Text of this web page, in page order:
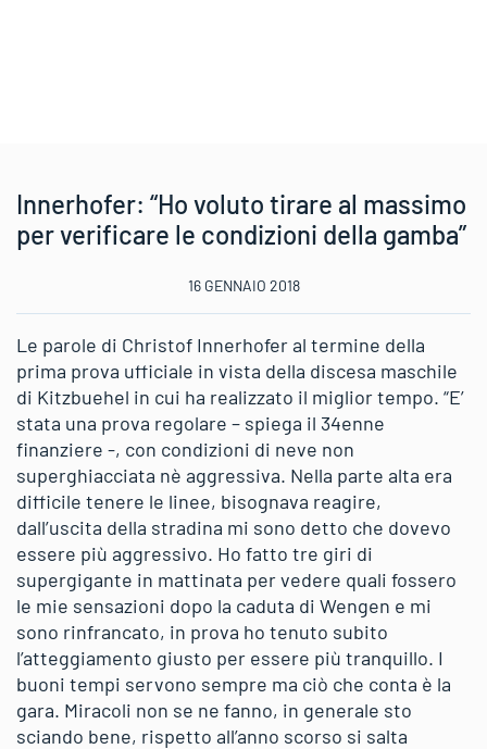
Innerhofer: “Ho voluto tirare al massimo
per verificare le condizioni della gamba”
16 GENNAIO 2018
Le parole di Christof Innerhofer al termine della
prima prova ufficiale in vista della discesa maschile
di Kitzbuehel in cui ha realizzato il miglior tempo. “E’
stata una prova regolare – spiega il 34enne
finanziere -, con condizioni di neve non
superghiacciata nè aggressiva. Nella parte alta era
difficile tenere le linee, bisognava reagire,
dall’uscita della stradina mi sono detto che dovevo
essere più aggressivo. Ho fatto tre giri di
supergigante in mattinata per vedere quali fossero
le mie sensazioni dopo la caduta di Wengen e mi
sono rinfrancato, in prova ho tenuto subito
l’atteggiamento giusto per essere più tranquillo. I
buoni tempi servono sempre ma ciò che conta è la
gara. Miracoli non se ne fanno, in generale sto
sciando bene, rispetto all’anno scorso si salta